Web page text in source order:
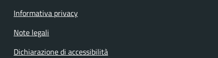
Informativa privacy
Note legali
Dichiarazione di accessibilità